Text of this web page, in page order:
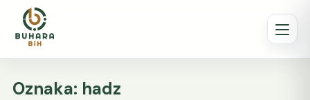
Oznaka: hadz